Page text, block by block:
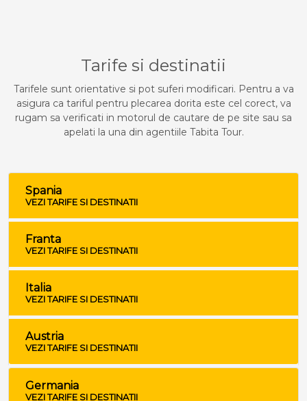
Tarife si destinatii
Tarifele sunt orientative si pot suferi modificari. Pentru a va
asigura ca tariful pentru plecarea dorita este cel corect, va
rugam sa verificati in motorul de cautare de pe site sau sa
apelati la una din agentiile Tabita Tour.
Spania
VEZI TARIFE SI DESTINATII
Franta
VEZI TARIFE SI DESTINATII
Italia
VEZI TARIFE SI DESTINATII
Austria
VEZI TARIFE SI DESTINATII
Germania
VEZI TARIFE SI DESTINATII